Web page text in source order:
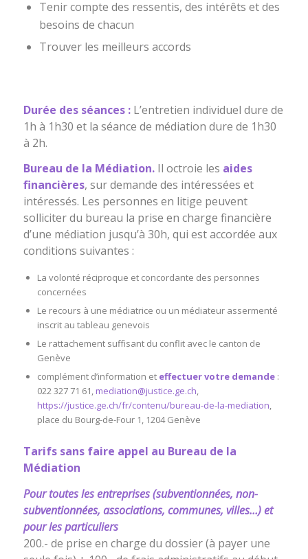
Tenir compte des ressentis, des intérêts et des
besoins de chacun
Trouver les meilleurs accords
Durée des séances :L’entretien individuel dure de
1h à 1h30 et la séance de médiation dure de 1h30
à 2h.
Bureau de la Médiation.Il octroie les aides
financières, sur demande des intéressées et
intéressés. Les personnes en litige peuvent
solliciter du bureau la prise en charge financière
d’une médiation jusqu’à 30h, qui est accordée aux
conditions suivantes :
La volonté réciproque et concordante des personnes
concernées
Le recours à une médiatrice ou un médiateur assermenté
inscrit au tableau genevois
Le rattachement suffisant du conflit avec le canton de
Genève
complément d’information et effectuer votre demande:
022 327 71 61, mediation@justice.ge.ch,
https://justice.ge.ch/fr/contenu/bureau-de-la-mediation,
place du Bourg-de-Four 1, 1204 Genève
Tarifs sans faire appel au Bureau de la
Médiation
Pour toutes les entreprises (subventionnées, non-
subventionnées, associations, communes, villes…) et
pour les particuliers
200.- de prise en charge du dossier (à payer une